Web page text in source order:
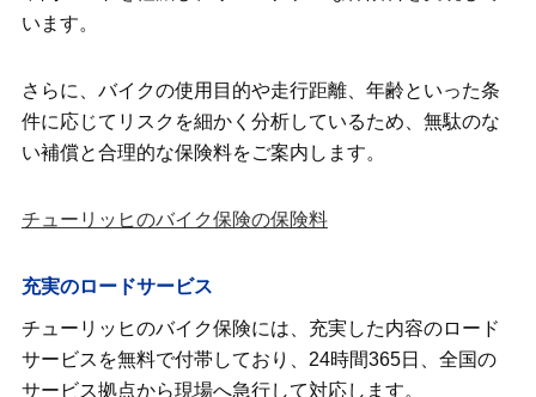
います。
さらに、バイクの使用目的や走行距離、年齢といった条
件に応じてリスクを細かく分析しているため、無駄のな
い補償と合理的な保険料をご案内します。
チューリッヒのバイク保険の保険料
充実のロードサービス
チューリッヒのバイク保険には、充実した内容のロード
サービスを無料で付帯しており、24時間365日、全国の
サービス拠点から現場へ急行して対応します。